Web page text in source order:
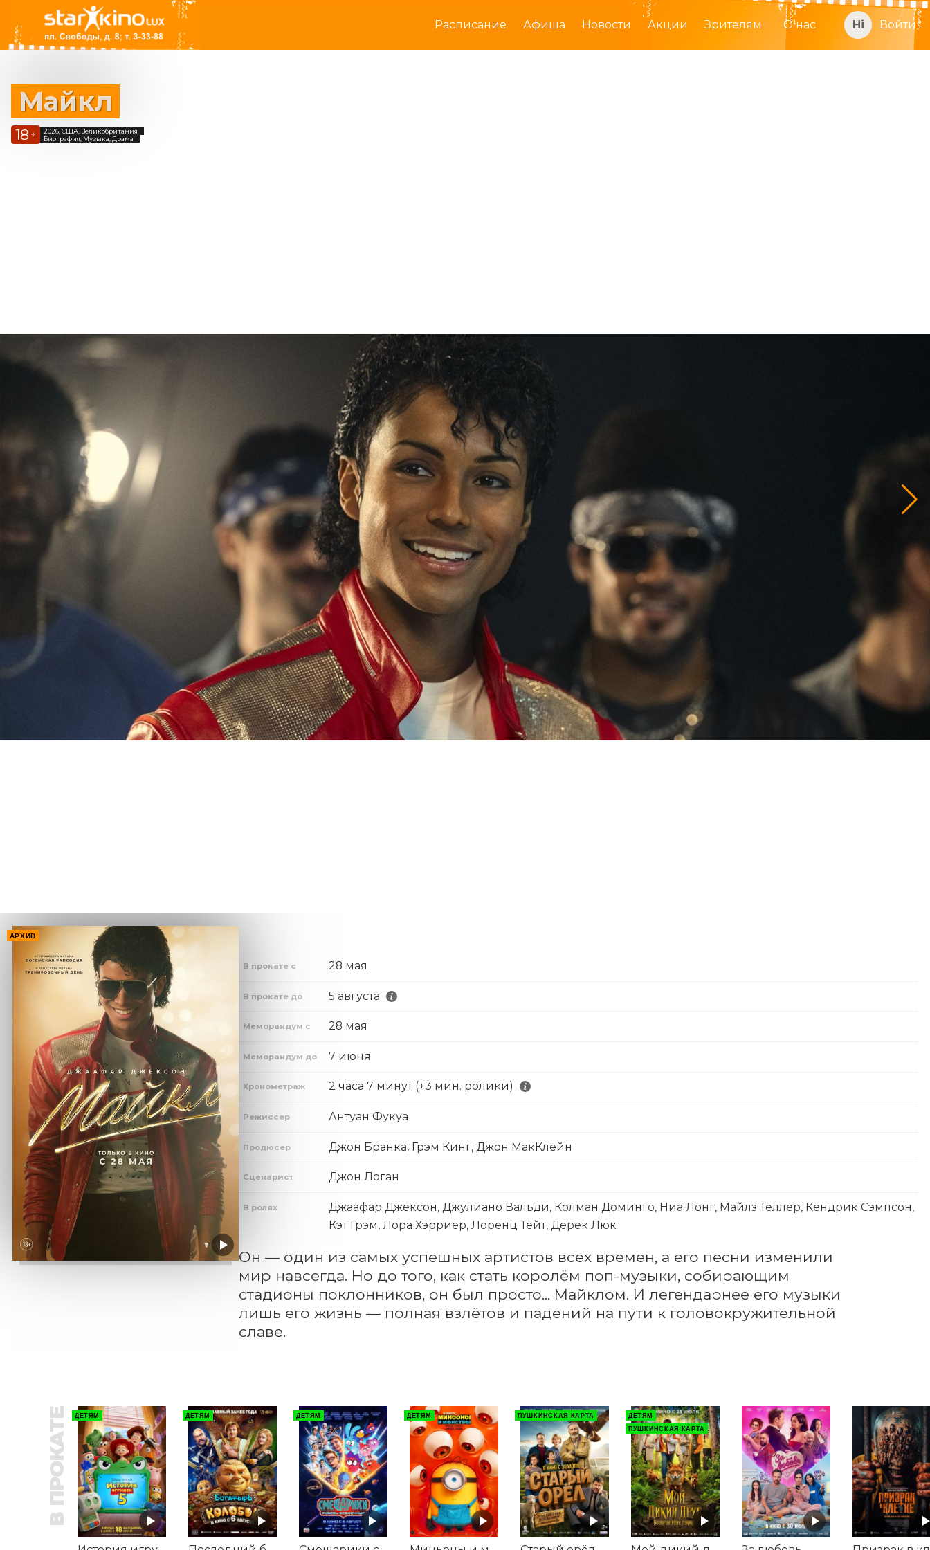
Расписание Афиша Новости Акции Зрителям О нас Войти
Майкл
18 +
2026, США, Великобритания
Биография, Музыка, Драма
АРХИВ
В прокате с 28 мая
В прокате до 5 августа
Меморандум с 28 мая
Меморандум до 7 июня
Хронометраж 2 часа 7 минут (+3 мин. ролики)
Режиссер Антуан Фукуа
Продюсер Джон Бранка, Грэм Кинг, Джон МакКлейн
Сценарист Джон Логан
В ролях
Джаафар Джексон, Джулиано Вальди, Колман Доминго, Ниа Лонг, Майлз Теллер, Кендрик Сэмпсон,
Кэт Грэм, Лора Хэрриер, Лоренц Тейт, Дерек Люк
Он — один из самых успешных артистов всех времен, а его песни изменили
мир навсегда. Но до того, как стать королём поп-музыки, собирающим
стадионы поклонников, он был просто... Майклом. И легендарнее его музыки
лишь его жизнь — полная взлётов и падений на пути к головокружительной
славе.
В ПРОКАТЕ ДЕТЯМ ДЕТЯМ ДЕТЯМ ДЕТЯМ ПУШКИНСКАЯ КАРТА
ДЕТЯМ
ПУШКИНСКАЯ КАРТА